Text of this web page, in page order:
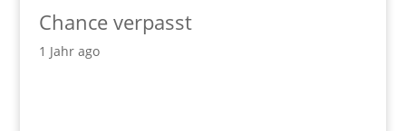
Chance verpasst
1 Jahr ago